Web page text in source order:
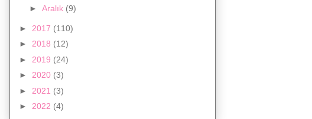
► Aralık (9)
► 2017 (110)
► 2018 (12)
► 2019 (24)
► 2020 (3)
► 2021 (3)
► 2022 (4)